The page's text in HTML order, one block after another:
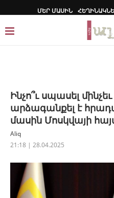
ՄԵՐ ՄԱՍԻՆ
Ինչո՞ւ սպասել
արձագանքել է
մասին Մոսկվայի
Aliq
21:18 | 28.04.2025